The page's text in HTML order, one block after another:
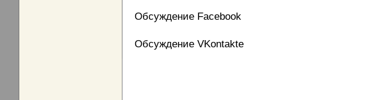
Обсуждение Facebook
Обсуждение VKontakte